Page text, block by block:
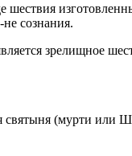
сознания.
зрелищное
святыня (мурти